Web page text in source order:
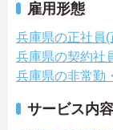
雇用形態
兵庫県の正社員(
兵庫県の契約社
兵庫県の非常勤
サービス内容